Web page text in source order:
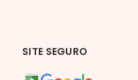
SITE SEGURO